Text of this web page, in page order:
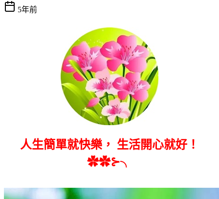
5年前
人生簡單就快樂， 生活開心就好！
✿✿⊱╮